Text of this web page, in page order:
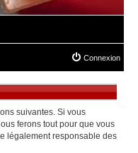
Connexion
suivantes. Si vous
ferons tout pour que vous
légalement responsable des